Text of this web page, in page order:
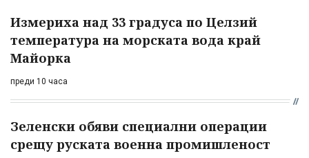
Измериха над 33 градуса по Целзий
температура на морската вода край
Майорка
преди 10 часа
Зеленски обяви специални операции
срещу руската военна промишленост